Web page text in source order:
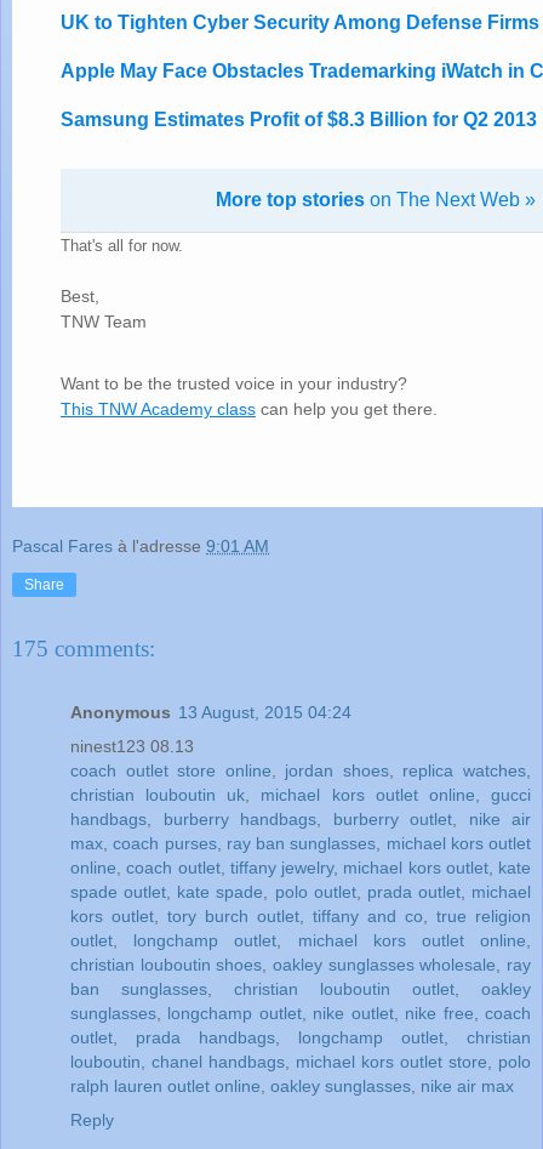
UK to Tighten Cyber Security Among Defense Firms
Apple May Face Obstacles Trademarking iWatch in
Samsung Estimates Profit of $8.3 Billion for Q2 2013
More top stories on The Next Web »
That's all for now.
Best,
TNW Team
Want to be the trusted voice in your industry?
This TNW Academy class can help you get there.
Pascal Fares à l'adresse 9:01 AM
Share
175 comments:
Anonymous 13 August, 2015 04:24
ninest123 08.13
coach outlet store online
jordan shoes, replica watches
christian louboutin uk
michael kors outlet online ,gucci
handbags
burberry handbags burberry outlet
nike air
max ,coach purses, ray ban sunglasses
michael kors outlet
online ,coach outlet, tiffany jewelry, michael kors outlet, kate
spade outlet
kate spade polo outlet, prada outlet, michael
kors outlet
tory burch outlet tiffany and co
true religion
outlet
longchamp outlet michael kors outlet online
christian louboutin shoes ,oakley sunglasses wholesale
ray
ban sunglasses
christian louboutin outlet
oakley
sunglasses
longchamp outlet, nike outlet, nike free ,coach
outlet
prada handbags longchamp outlet
christian
louboutin
chanel handbags michael kors outlet store
polo
ralph lauren outlet online oakley sunglasses nike air max
Reply